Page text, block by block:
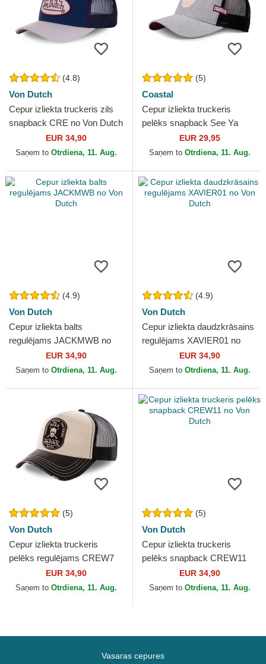
(4.8)
Von Dutch
Cepur izliekta truckeris zils
snapback CRE no Von Dutch
EUR 34,90
Saņem to Otrdiena, 11. Aug.
(5)
Coastal
Cepur izliekta truckeris
pelēks snapback See Ya
HFT no Coastal
EUR 29,95
Saņem to Otrdiena, 11. Aug.
(4.9)
Von Dutch
Cepur izliekta balts
regulējams JACKMWB no
Von DutchEUR 34,90
Saņem to Otrdiena, 11. Aug.
(4.9)
Von Dutch
Cepur izliekta daudzkrāsains
regulējams XAVIER01 no
Von DutchEUR 34,90
Saņem to Otrdiena, 11. Aug.
(5)
Von Dutch
Cepur izliekta truckeris
pelēks regulējams CREW7
no Von DutchEUR 34,90
Saņem to Otrdiena, 11. Aug.
(5)
Von Dutch
Cepur izliekta truckeris
pelēks snapback CREW11
no Von DutchEUR 34,90
Saņem to Otrdiena, 11. Aug.
Vasaras cepures